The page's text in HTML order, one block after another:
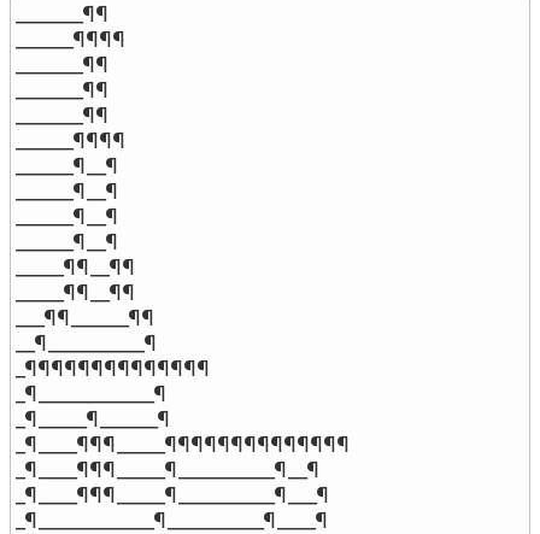
_______¶¶
______¶¶¶¶
_______¶¶
_______¶¶
_______¶¶
______¶¶¶¶
______¶__¶
______¶__¶
______¶__¶
______¶__¶
_____¶¶__¶¶
_____¶¶__¶¶
___¶¶______¶¶
__¶__________¶
_¶¶¶¶¶¶¶¶¶¶¶¶¶¶
_¶____________¶
_¶_____¶______¶
_¶____¶¶¶_____¶¶¶¶¶¶¶¶¶¶¶¶¶¶
_¶____¶¶¶_____¶__________¶__¶
_¶____¶¶¶_____¶__________¶___¶
_¶____________¶__________¶____¶